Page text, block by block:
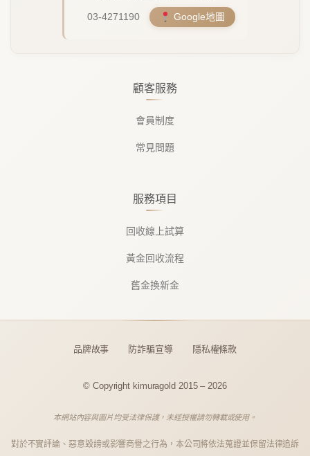
顧客服務
會員制度
常見問題
服務項目
回收線上試算
黃金回收流程
舊金換新金
03-4271190 Google地圖
品牌故事 防詐騙宣導 隱私權條款
© Copyright kimuragold 2015 – 2026
本網站內容與圖片均受法律保護，未經授權請勿轉載或使用。
對於不實評論、惡意毀謗或影響商譽之行為，本公司將依法蒐證並保留法律追訴